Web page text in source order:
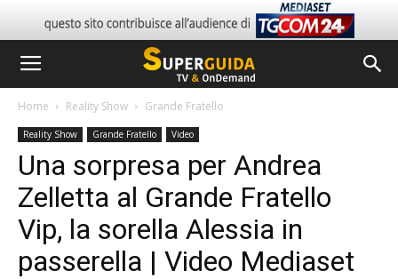
Home Reality Show Grande Fratello
Reality Show Grande Fratello Video
Una sorpresa per Andrea
Zelletta al Grande Fratello
Vip, la sorella Alessia in
passerella | Video Mediaset